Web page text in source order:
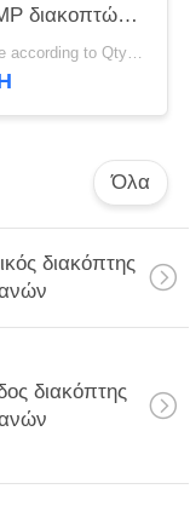
διακοπτών
χρήσης
καρφιτσών
Negotiable according to Qty forecast MOQ:Διαπραγματεύσιμο
Όλα
διακόπτης
διακόπτης